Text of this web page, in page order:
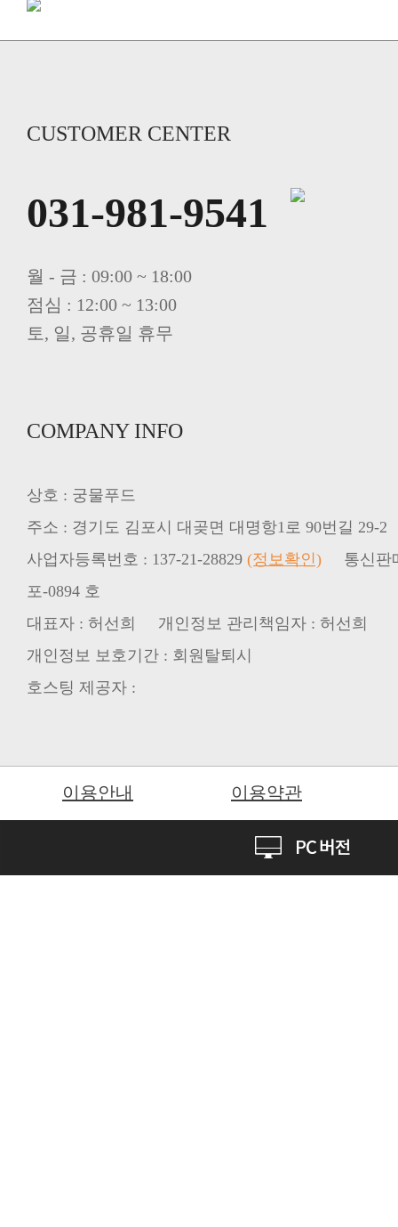
CUSTOMER CENTER
031-981-9541
월 - 금 : 09:00 ~ 18:00
점심 : 12:00 ~ 13:00
토, 일, 공휴일 휴무
COMPANY INFO
상호 : 궁물푸드
주소 : 경기도 김포시 대곶면 대명항1로 90번길 29-2
사업자등록번호 : 137-21-28829 (정보확인)
포-0894 호
대표자 : 허선희 개인정보 관리책임자 : 허선희
개인정보 보호기간 : 회원탈퇴시
호스팅 제공자 :
이용안내 이용약관